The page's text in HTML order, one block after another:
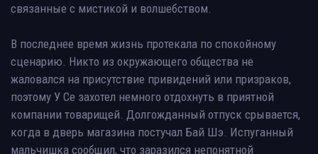
связанные с мистикой и волшебством.
В последнее время жизнь протекала по спокойному
сценарию. Никто из окружающего общества не
жаловался на присутствие привидений или призраков,
поэтому У Се захотел немного отдохнуть в приятной
компании товарищей. Долгожданный отпуск срывается,
когда в дверь магазина постучал Бай Шэ. Испуганный
мальчишка сообщил, что заразился непонятной